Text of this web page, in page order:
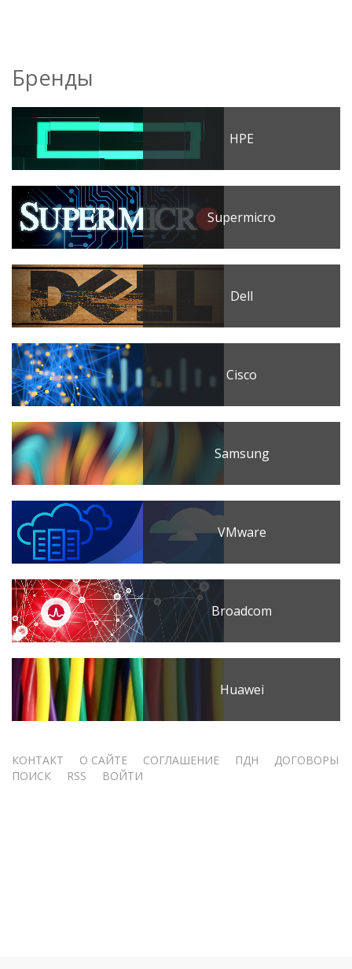
Бренды
HPE
Supermicro
Dell
Cisco
Samsung
VMware
Broadcom
Huawei
Меню
КОНТАКТ О САЙТЕ СОГЛАШЕНИЕ ПДН
ДОГОВОРЫ
ПОИСК
RSS ВОЙТИ